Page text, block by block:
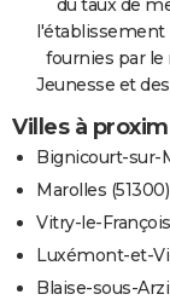
du taux de
l'établissement
fournies par le
Jeunesse et
Villes à
Bignicourt-sur-
Marolles (51300)
Vitry-le-
Luxémont-et-
Blaise-sous-